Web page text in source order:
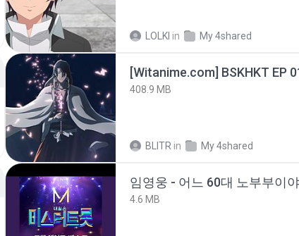
LOLKI in My 4shared
[Witanime.com] BSKHKT EP
408.9 MB
BLITR in My 4shared
임영웅 - 어느 60대 노부부이
4.6 MB